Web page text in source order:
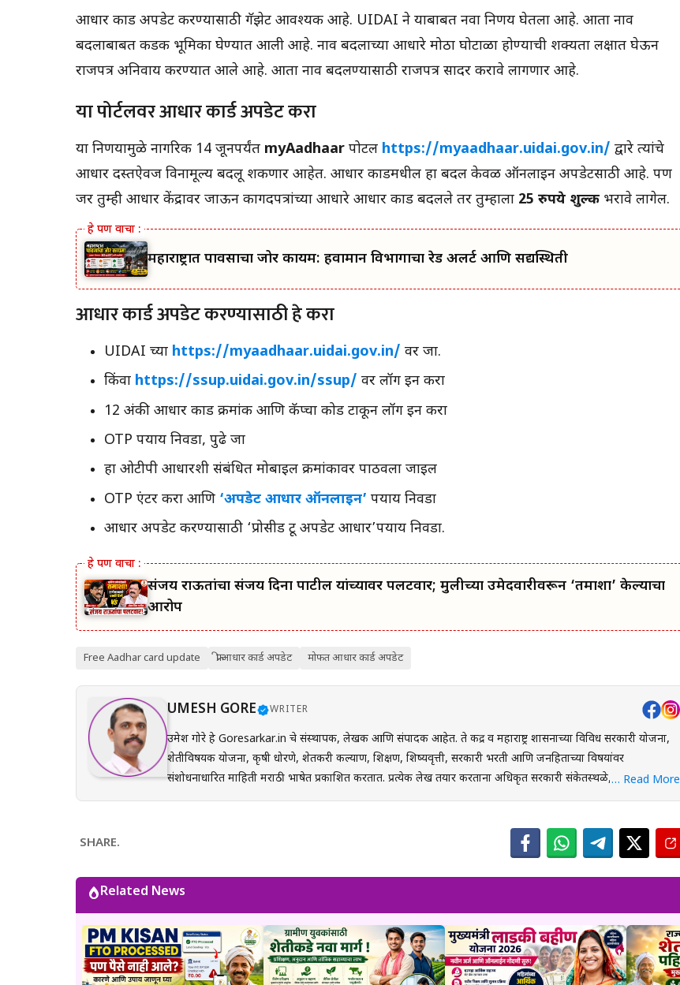
आधार कार्ड अपडेट करण्यासाठी गॅझेट आवश्यक आहे. UIDAI ने याबाबत नवा निर्णय घेतला आहे. आता नाव
बदलाबाबत कडक भूमिका घेण्यात आली आहे. नाव बदलाच्या आधारे मोठा घोटाळा होण्याची शक्यता लक्षात घेऊन
राजपत्र अनिवार्य करण्यात आले आहे. आता नाव बदलण्यासाठी राजपत्र सादर करावे लागणार आहे.
या पोर्टलवर आधार कार्ड अपडेट करा
या निर्णयामुळे नागरिक 14 जूनपर्यंत myAadhaar पोर्टल https://myaadhaar.uidai.gov.in/ द्वारे त्यांचे
आधार दस्तऐवज विनामूल्य बदलू शकणार आहेत. आधार कार्डमधील हा बदल केवळ ऑनलाइन अपडेटसाठी आहे. पण
जर तुम्ही आधार केंद्रावर जाऊन कागदपत्रांच्या आधारे आधार कार्ड बदलले तर तुम्हाला 25 रुपये शुल्क भरावे लागेल.
महाराष्ट्रात पावसाचा जोर कायम: हवामान विभागाचा रेड अलर्ट आणि सद्यस्थिती
आधार कार्ड अपडेट करण्यासाठी हे करा
UIDAI च्या https://myaadhaar.uidai.gov.in/ वर जा.
किंवा https://ssup.uidai.gov.in/ssup/ वर लॉग इन करा
12 अंकी आधार कार्ड क्रमांक आणि कॅप्चा कोड टाकून लॉग इन करा
OTP पर्याय निवडा, पुढे जा
हा ओटीपी आधारशी संबंधित मोबाईल क्रमांकावर पाठवला जाईल
OTP एंटर करा आणि ‘अपडेट आधार ऑनलाइन’ पर्याय निवडा
आधार अपडेट करण्यासाठी ‘प्रोसीड टू अपडेट आधार’पर्याय निवडा.
संजय राऊतांचा संजय दिना पाटील यांच्यावर पलटवार; मुलीच्या उमेदवारीवरून ‘तमाशा’ केल्याचा
आरोप
Free Aadhar card update फ्री आधार कार्ड अपडेट मोफत आधार कार्ड अपडेट
UMESH GORE WRITER
उमेश गोरे हे Goresarkar.in चे संस्थापक, लेखक आणि संपादक आहेत. ते केंद्र व महाराष्ट्र शासनाच्या विविध सरकारी योजना,
शेतीविषयक योजना, कृषी धोरणे, शेतकरी कल्याण, शिक्षण, शिष्यवृत्ती, सरकारी भरती आणि जनहिताच्या विषयांवर
संशोधनाधारित माहिती मराठी भाषेत प्रकाशित करतात. प्रत्येक लेख तयार करताना अधिकृत सरकारी संकेतस्थळे, शासन निर्णय
(GR), अधिसूचना, विभागीय परिपत्रके आणि संबंधित अधिकृत स्रोतांचा संदर्भ घेऊन माहितीची पडताळणी केली जाते. वाचकांना
नागरिकांपर्यंत विश्वासार्ह, अद्ययावत आणि उपयुक्त माहिती पोहोचवणे हा आहे. प्रकाशित माहिती वेळोवेळी अद्ययावत ठेवण्याचा
प्रयत्न केला जातो. अधिकृत निर्णयामध्ये बदल झाल्यास संबंधित लेख देखील अद्ययावत करण्यात येतात. या संकेतस्थळावरील
माहिती ही केवळ जनजागृती आणि मार्गदर्शनाच्या उद्देशाने प्रकाशित केली जाते. कोणत्याही सरकारी योजनेसाठी अर्ज करण्यापूर्वी
संबंधित विभागाच्या अधिकृत संकेतस्थळावरील माहिती, नियम आणि अटींची पडताळणी करण्याचा सल्ला दिला जातो.
… Read More
SHARE.
Related News